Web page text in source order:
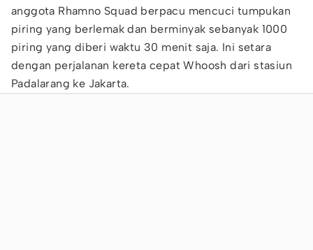
anggota Rhamno Squad berpacu mencuci tumpukan
piring yang berlemak dan berminyak sebanyak 1000
piring yang diberi waktu 30 menit saja. Ini setara
dengan perjalanan kereta cepat Whoosh dari stasiun
Padalarang ke Jakarta.